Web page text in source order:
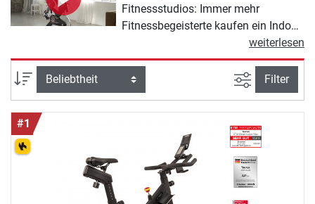
Fitnessstudios: Immer mehr
Fitnessbegeisterte kaufen ein Indoor
Cycle für zu Hause. Radsportlern
ermöglicht das Indoor Bike ein
optimales Rennradtraining,
vollkommen unabhängig von Wetter
und Jahreszeit. Ein Indoor Bike ist
die sportliche Lösung, wenn Sie zu
Hause Ihre Ausdauer steigern oder
abnehmen möchten und gerne
Fahrrad fahren. Das Training ist
leicht zu erlernen und für Menschen
weiterlesen
Sortierung Ansicht
Filter
#1